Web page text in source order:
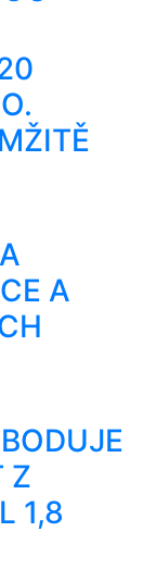
A
Z
1,8